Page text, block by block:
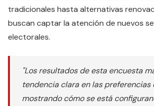
tradicionales hasta alternativas
buscan captar la atención de nuevos
electorales.
"Los resultados de esta encuesta
tendencia clara en las preferencias
mostrando cómo se está